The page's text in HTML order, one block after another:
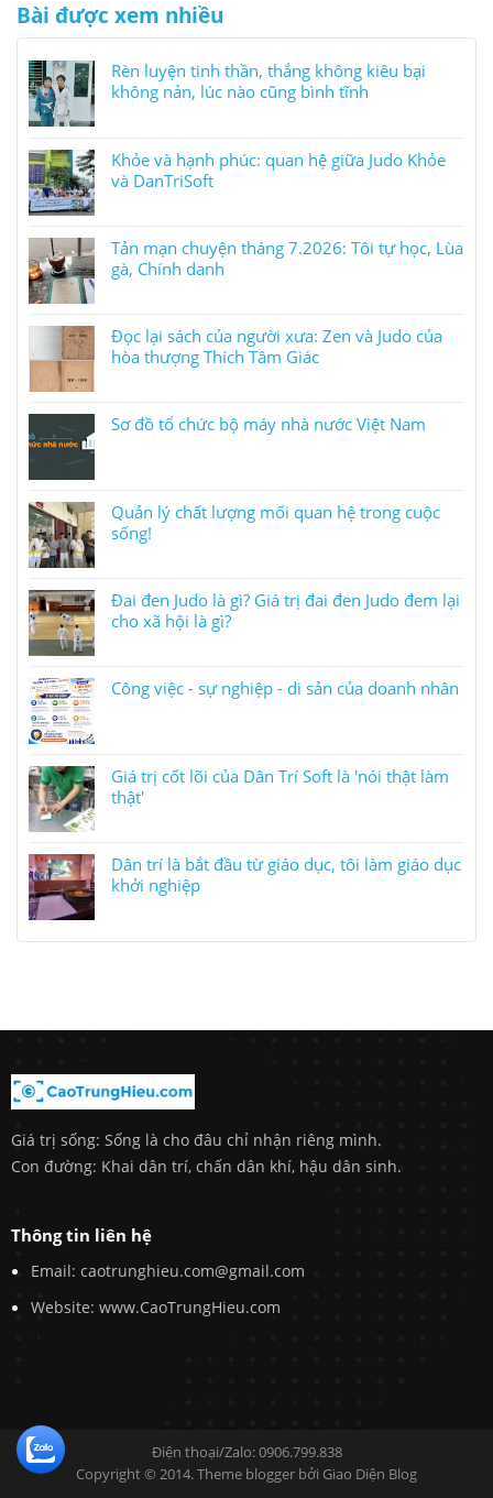
Bài được xem nhiều
Rèn luyện tinh thần, thắng không kiêu bại
không nản, lúc nào cũng bình tĩnh
Khỏe và hạnh phúc: quan hệ giữa Judo Khỏe
và DanTriSoft
Tản mạn chuyện tháng 7.2026: Tôi tự học, Lùa
gà, Chính danh
Đọc lại sách của người xưa: Zen và Judo của
hòa thượng Thích Tâm Giác
Sơ đồ tổ chức bộ máy nhà nước Việt Nam
Quản lý chất lượng mối quan hệ trong cuộc
sống!
Đai đen Judo là gì? Giá trị đai đen Judo đem lại
cho xã hội là gì?
Công việc - sự nghiệp - di sản của doanh nhân
Giá trị cốt lõi của Dân Trí Soft là 'nói thật làm
thật'
Dân trí là bắt đầu từ giáo dục, tôi làm giáo dục
khởi nghiệp
Giá trị sống: Sống là cho đâu chỉ nhận riêng mình.
Con đường: Khai dân trí, chấn dân khí, hậu dân sinh.
Thông tin liên hệ
Email: caotrunghieu.com@gmail.com
Website: www.CaoTrungHieu.com
Điện thoại/Zalo: 0906.799.838
Copyright © 2014. Theme blogger bởi Giao Diện Blog